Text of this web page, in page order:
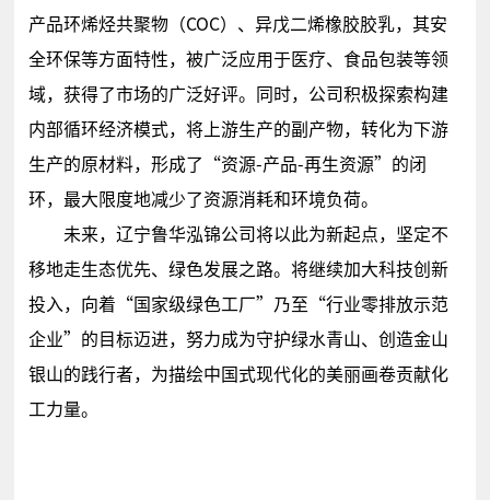
产品环烯烃共聚物（COC）、异戊二烯橡胶胶乳，其安
全环保等方面特性，被广泛应用于医疗、食品包装等领
域，获得了市场的广泛好评。同时，公司积极探索构建
内部循环经济模式，将上游生产的副产物，转化为下游
生产的原材料，形成了“资源-产品-再生资源”的闭
环，最大限度地减少了资源消耗和环境负荷。
未来，辽宁鲁华泓锦公司将以此为新起点，坚定不
移地走生态优先、绿色发展之路。将继续加大科技创新
投入，向着“国家级绿色工厂”乃至“行业零排放示范
企业”的目标迈进，努力成为守护绿水青山、创造金山
银山的践行者，为描绘中国式现代化的美丽画卷贡献化
工力量。